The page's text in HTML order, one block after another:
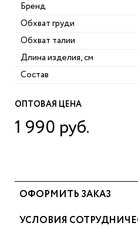
ОПТОВАЯ ЦЕНА
1 990 руб.
Бренд
Обхват груди
Обхват талии
Длина изделия, см
Состав
ОФОРМИТЬ ЗАКАЗ
УСЛОВИЯ